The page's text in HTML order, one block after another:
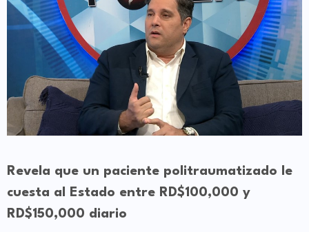
Revela que un paciente politraumatizado le
cuesta al Estado entre RD$100,000 y
RD$150,000 diario